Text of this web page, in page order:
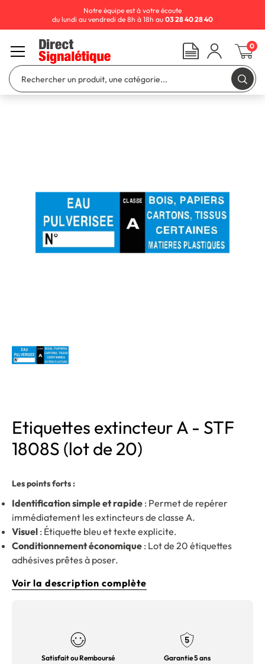
Etiquettes extincteur A - STF
1808S (lot de 20)
Les points forts :
Identification simple et rapide : Permet de repérer
immédiatement les extincteurs de classe A.
Visuel : Étiquette bleu et texte explicite.
Conditionnement économique : Lot de 20 étiquettes
adhésives prêtes à poser.
Voir la description complète
Satisfait ou Remboursé
Garantie 5 ans
Notre équipe est à votre écoute
du lundi au vendredi de 8h à 18h au 03 28 40 28 40
0